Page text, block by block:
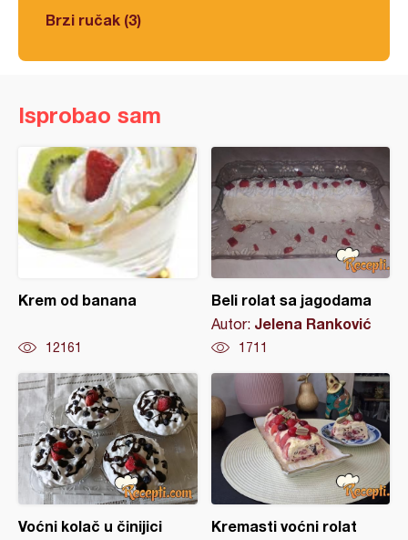
Brzi ručak (3)
Isprobao sam
Krem od banana
12161
Beli rolat sa jagodama
Autor: Jelena Ranković
1711
Voćni kolač u činijici Kremasti voćni rolat